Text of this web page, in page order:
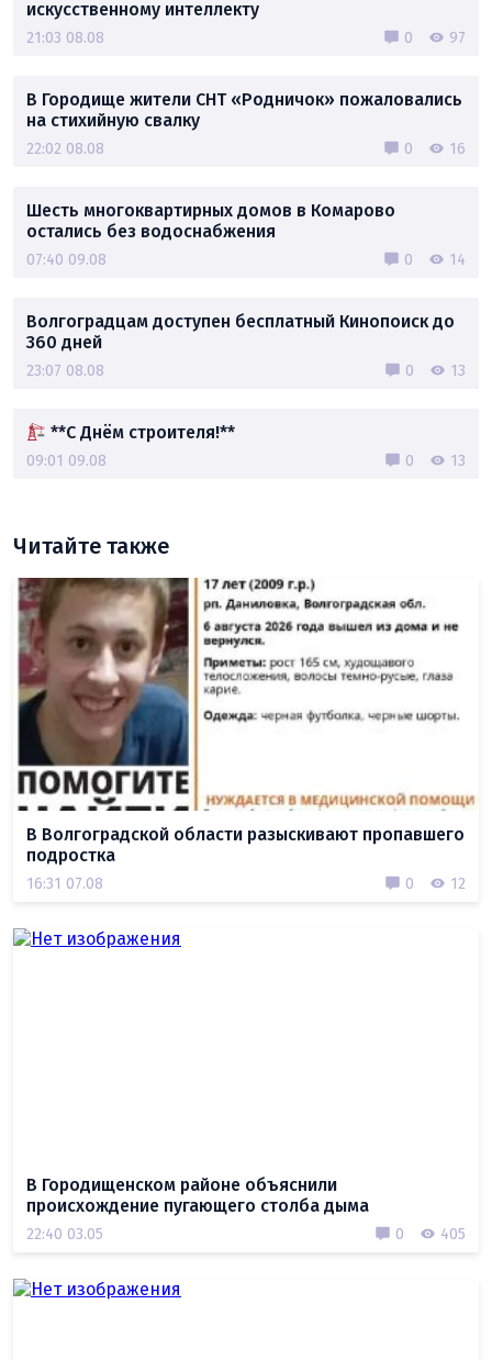
искусственному интеллекту
21:03 08.08 0 97
В Городище жители СНТ «Родничок» пожаловались
на стихийную свалку
22:02 08.08 0 16
Шесть многоквартирных домов в Комарово
остались без водоснабжения
07:40 09.08 0 14
Волгоградцам доступен бесплатный Кинопоиск до
360 дней
23:07 08.08 0 13
**С Днём строителя!**
09:01 09.08 0 13
Читайте также
В Волгоградской области разыскивают пропавшего
подростка
16:31 07.08 0 12
В Городищенском районе объяснили
происхождение пугающего столба дыма
22:40 03.05 0 405